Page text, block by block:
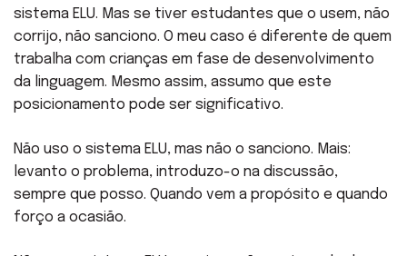
sistema ELU. Mas se tiver estudantes que o usem, não
corrijo, não sanciono. O meu caso é diferente de quem
trabalha com crianças em fase de desenvolvimento
da linguagem. Mesmo assim, assumo que este
posicionamento pode ser significativo.
Não uso o sistema ELU, mas não o sanciono. Mais:
levanto o problema, introduzo-o na discussão,
sempre que posso. Quando vem a propósito e quando
forço a ocasião.